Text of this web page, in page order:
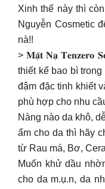
Xinh thế này thì
Nguyễn Cosmetic
nà!!
> 𝐌𝐚̣̆𝐭 𝐍𝐚̣ 𝐓𝐞𝐧𝐳𝐞𝐫𝐨
thiết kế bao bì
đậm đặc tinh khiết
phù hợp cho nhu
Nàng nào da khô,
ẩm cho da thì hãy
từ Rau má, Bơ,
Muốn khử dầu
cho da m.ụ.n, da